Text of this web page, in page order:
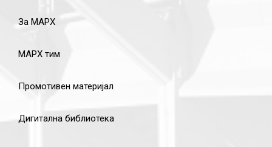
За МАРХ
МАРХ тим
Промотивен материјал
Дигитална библиотека